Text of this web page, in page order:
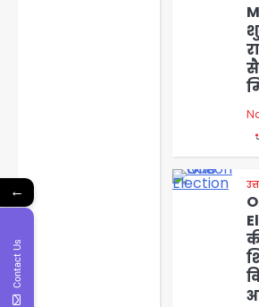
←
Contact Us